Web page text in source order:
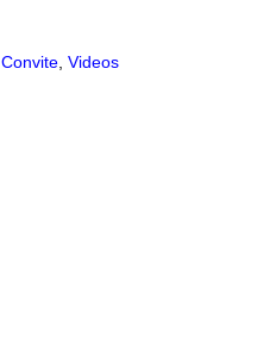
Convite, Videos